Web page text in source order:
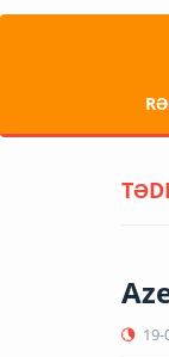
19-